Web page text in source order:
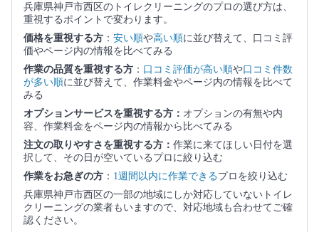
兵庫県神戸市西区のトイレクリーニングのプロの選び方は、
重視するポイントで変わります。
価格を重視する方 ： 安い順や高い順に並び替えて、口コミ評
価やページ内の情報を比べてみる
作業の品質を重視する方 ： 口コミ評価が高い順や口コミ件数
が多い順に並び替えて、作業料金やページ内の情報を比べて
みる
オプションサービスを重視する方： オプションの有無や内
容、作業料金をページ内の情報から比べてみる
注文の取りやすさを重視する方： 作業に来てほしい日付を選
択して、その日が空いているプロに絞り込む
作業をお急ぎの方 ： 1週間以内に作業できるプロを絞り込む
兵庫県神戸市西区の一部の地域にしか対応していないトイレ
クリーニングの業者もいますので、対応地域も合わせてご確
認ください。